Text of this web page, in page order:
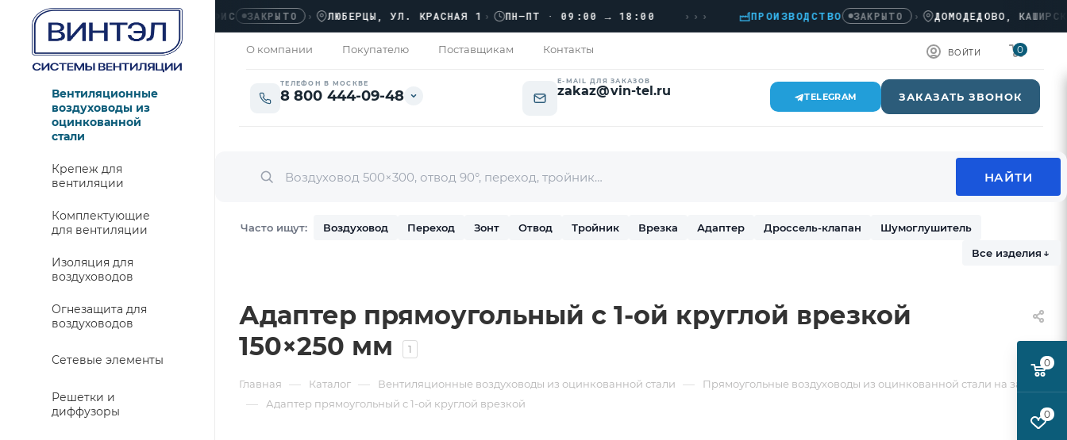
ОФИС ЗАКРЫТО › ЛЮБЕРЦЫ, УЛ. КРАСНАЯ 1› ПН–ПТ · 09:00 → 18:00 ПРОИЗВОДСТВО ЗАКРЫТО › ДОМОДЕДОВО,
О компании Покупателю Поставщикам Контакты ВОЙТИ 0
ТЕЛЕФОН В МОСКВЕ
8 800 444-09-48
E-MAIL ДЛЯ ЗАКАЗОВ
zakaz@vin-tel.ru TELEGRAM ЗАКАЗАТЬ ЗВОНОК
Часто ищут: Воздуховод Переход Зонт Отвод Тройник Врезка Адаптер Дроссель-клапан
Шумоглушитель
Все изделия ↓
Вентиляционные
воздуховоды из
оцинкованной
стали
Крепеж для
вентиляции
Комплектующие
для вентиляции
Изоляция для
воздуховодов
Огнезащита для
воздуховодов
Сетевые элементы
Решетки и
диффузоры
Адаптер прямоугольный с 1-ой круглой врезкой
150×250 мм
1
Главная — Каталог — Вентиляционные воздуховоды из оцинкованной стали — Прямоугольные воздуховоды из оцинкованной стали на заказ
— Адаптер прямоугольный с 1-ой круглой врезкой
0
0